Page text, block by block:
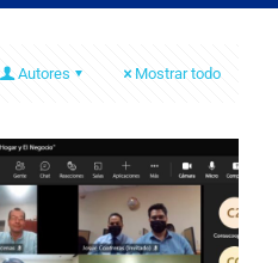
Autores Mostrar todo